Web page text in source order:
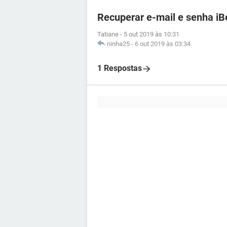
Recuperar e-mail e senha
Tatiane - 5 out 2019 às 10:31
ninha25 - 6 out 2019 às 03:34
1 Respostas